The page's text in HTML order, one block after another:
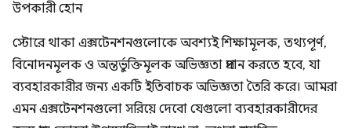
উপকারী হোন
স্টোরে থাকা এক্সটেনশনগুলোকে অবশ্যই শিক্ষামূলক, তথ্যপূর্ণ,
বিনোদনমূলক ও অন্তর্ভুক্তিমূলক অভিজ্ঞতা প্রদান করতে হবে, যা
ব্যবহারকারীর জন্য একটি ইতিবাচক অভিজ্ঞতা তৈরি করে। আমরা
এমন এক্সটেনশনগুলো সরিয়ে দেবো যেগুলো ব্যবহারকারীদের